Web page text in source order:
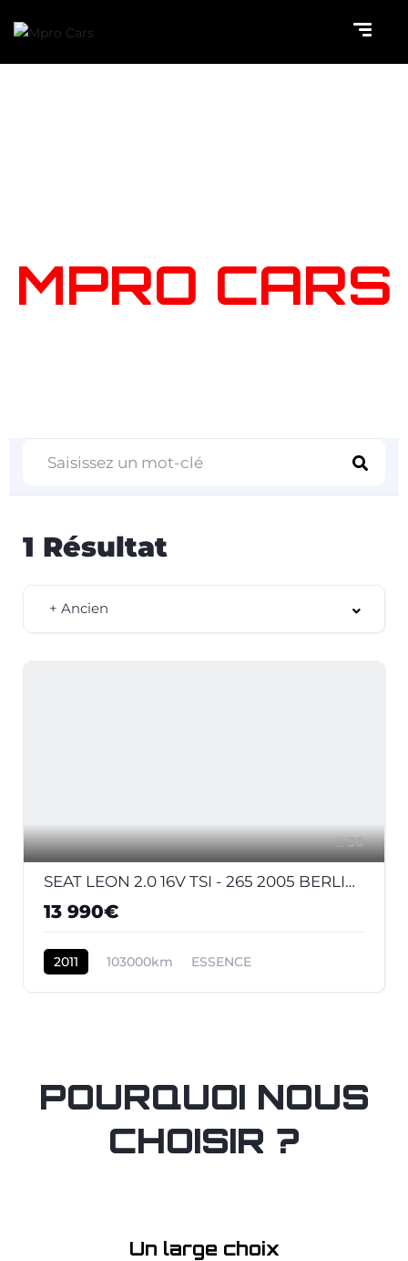
MPRO CARS
1 Résultat
+ Ancien
30
SEAT LEON 2.0 16V TSI - 265 2005 BERLINE Cupra R PHASE 2
13 990€
2011 103000km ESSENCE
POURQUOI NOUS
CHOISIR ?
Un large choix